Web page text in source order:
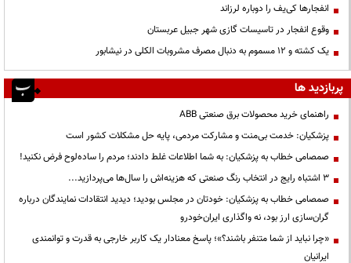
انفجارها کی‌یف را دوباره لرزاند
وقوع انفجار در تاسیسات گازی شهر جبیل عربستان
یک کشته و ۱۲ مسموم به دنبال مصرف مشروبات الکلی در نیشابور
پربازدید ها
راهنمای خرید محصولات برق صنعتی ABB
پزشکیان: خدمت بی‌منت و مشارکت مردمی، پایه حل مشکلات کشور است
صمصامی خطاب به پزشکیان: به شما اطلاعات غلط دادند؛ مردم را ساده‌لوح فرض نکنید!
3 اشتباه رایج در انتخاب رنگ صنعتی که هزینه‌اش را سال‌ها می‌پردازید...
صمصامی خطاب به پزشکیان: خودتان در مجلس بودید؛ دیدید انتقادات نمایندگان درباره
گران‌سازی ارز بود، نه واگذاری ایران‌خودرو
«چرا نباید از شما متنفر باشند؟»؛ پاسخ معنادار یک کاربر خارجی به قدرت و توانمندی
ایرانیان